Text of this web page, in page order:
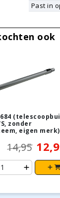
Past in
ook
zonder
eigen merk)
14,95